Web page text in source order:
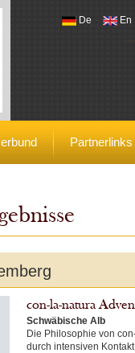
De En
Partnerlinks
con-la-natura
Schwäbische Alb
Die Philosophie von
durch intensiven